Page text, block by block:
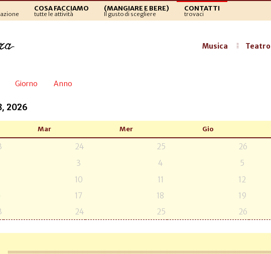
COSA FACCIAMO
tutte le attività
(MANGIARE E BERE)
Il gusto di scegliere
CONTATTI
trovaci
Musica Teatro
Giorno Anno
2026
Mar Mer Gio
24 25 26
3 4 5
10 11 12
17 18 19
24 25 26